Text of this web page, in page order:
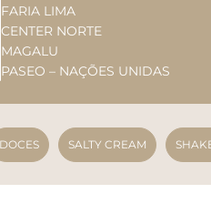
FARIA LIMA
CENTER NORTE
MAGALU
PASEO – NAÇÕES UNIDAS
DOCES SALTY CREAM